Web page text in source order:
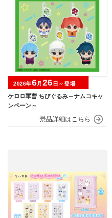
ケロロ軍曹 ちびぐるみ～ナムコキャ
ンペーン～
2026年6月 26 日～登場